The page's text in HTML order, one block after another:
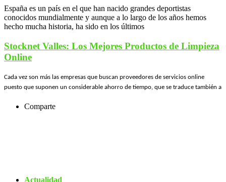
España es un país en el que han nacido grandes deportistas
conocidos mundialmente y aunque a lo largo de los años hemos
hecho mucha historia, ha sido en los últimos
Stocknet Valles: Los Mejores Productos de Limpieza
Online
Cada vez son más las empresas que buscan proveedores de servicios online
puesto que suponen un considerable ahorro de tiempo, que se traduce también a
Comparte
Actualidad